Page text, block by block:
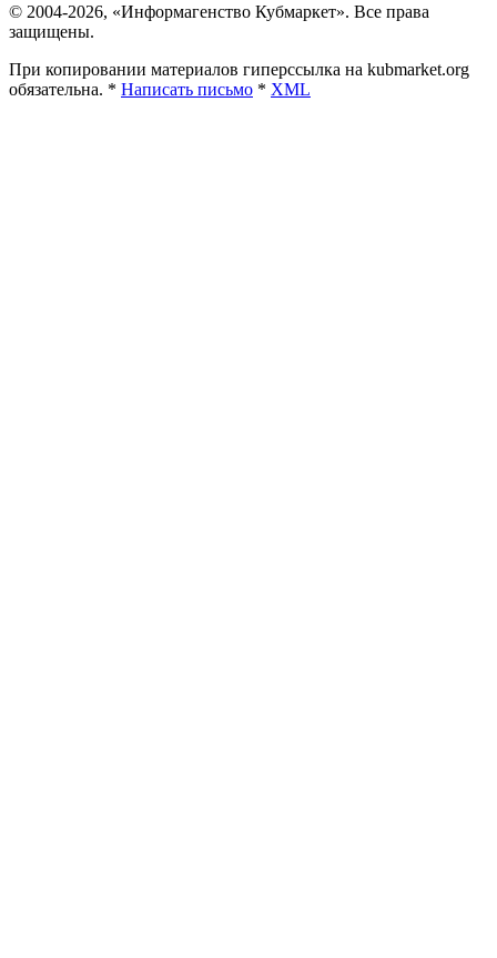
© 2004-2026, «Информагенство Кубмаркет». Все права
защищены.
При копировании материалов гиперссылка на kubmarket.org
обязательна. * Написать письмо * XML